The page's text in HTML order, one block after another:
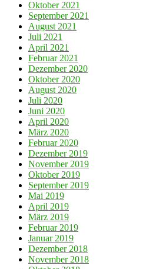
Oktober 2021
September 2021
August 2021
Juli 2021
April 2021
Februar 2021
Dezember 2020
Oktober 2020
August 2020
Juli 2020
Juni 2020
April 2020
März 2020
Februar 2020
Dezember 2019
November 2019
Oktober 2019
September 2019
Mai 2019
April 2019
März 2019
Februar 2019
Januar 2019
Dezember 2018
November 2018